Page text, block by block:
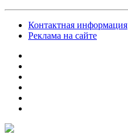
Контактная информация
Реклама на сайте